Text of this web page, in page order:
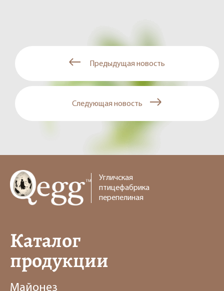
Предыдущая новость
Следующая новость
Угличская
птицефабрика
перепелиная
Каталог
продукции
Майонез